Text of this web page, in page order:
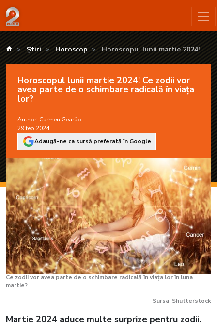
Horoscopul lunii martie 2024! Ce zodii vor avea parte de o
kanald.ro
Știri Horoscop
Horoscopul lunii martie 2024! Ce
Horoscopul lunii martie 2024! Ce zodii vor
avea parte de o schimbare radicală în viața
lor?
Author: Carmen Gearâp
29 feb 2024
Adaugă-ne ca sursă preferată în Google
Ce zodii vor avea parte de o schimbare radicală în viața lor în luna
martie?
Sursa: Shutterstock
Martie 2024 aduce multe surprize pentru zodii.